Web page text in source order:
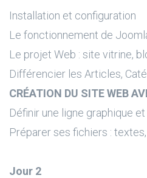
Installation et configuration
Le fonctionnement de
Le projet Web : site vitrine,
Différencier les Articles,
CRÉATION DU SITE WEB
Définir une ligne graphique
Préparer ses fichiers : textes,
Jour 2